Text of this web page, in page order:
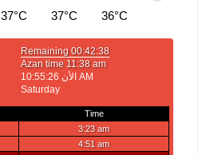
37°C 37°C 36°C